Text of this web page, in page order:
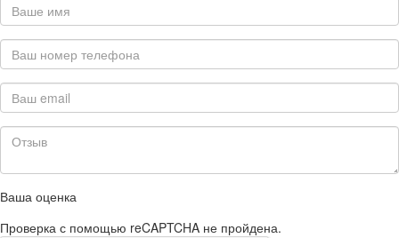
Ваша оценка
Проверка с помощью reCAPTCHA не пройдена.